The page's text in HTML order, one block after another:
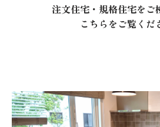
注文住宅・規格住宅をご
こちらをご覧くだ